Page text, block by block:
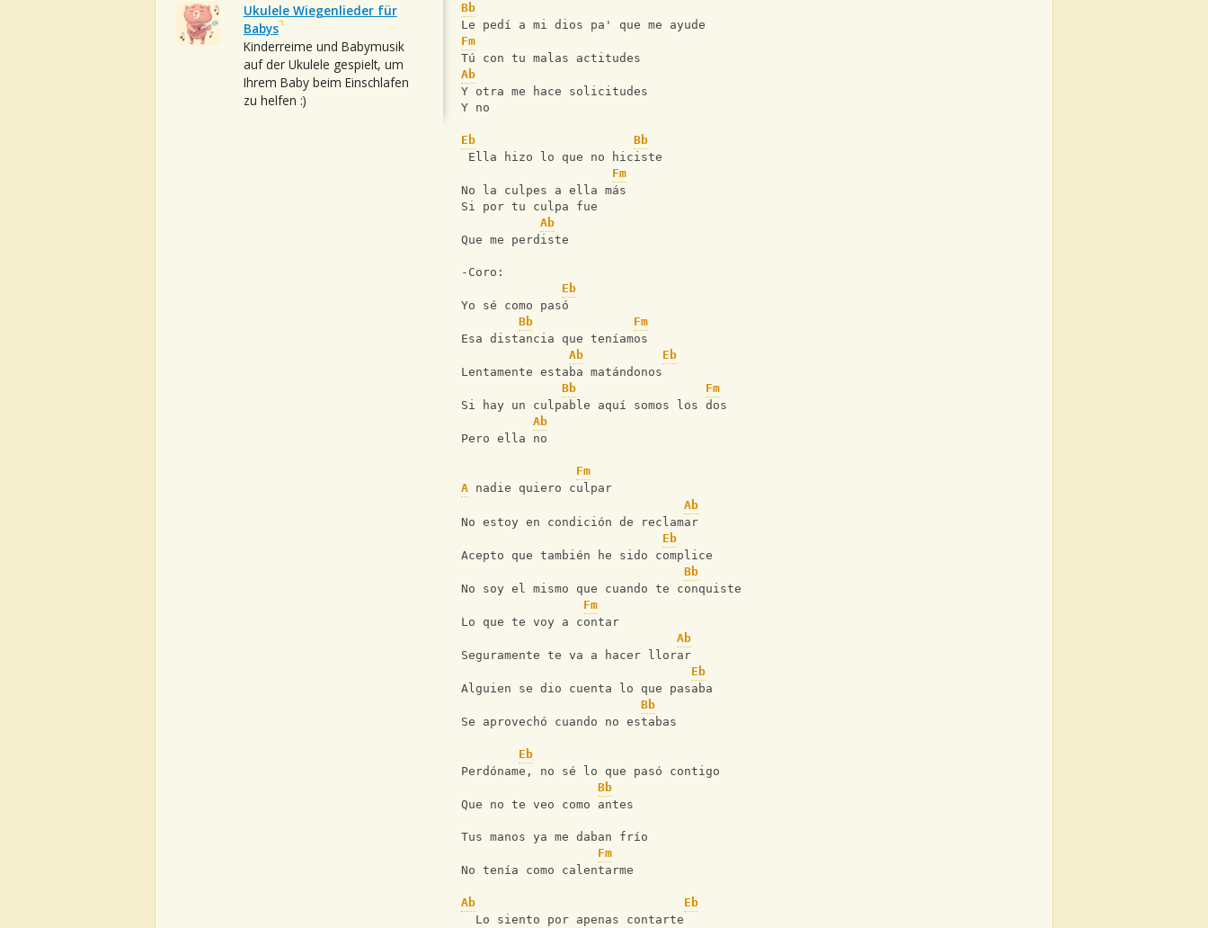
Bb
Le pedí a mi dios pa' que me ayude
Fm
Tú con tu malas actitudes
Ab
Y otra me hace solicitudes
Y no
Eb
Bb
Ella hizo lo que no hiciste
Fm
No la culpes a ella más
Si por tu culpa fue
Ab
Que me perdiste
-Coro:
Eb
Yo sé como pasó
Bb
Fm
Esa distancia que teníamos
Ab
Eb
Lentamente estaba matándonos
Bb
Fm
Si hay un culpable aquí somos los dos
Ab
Pero ella no
Fm
A nadie quiero culpar
Ab
No estoy en condición de reclamar
Eb
Acepto que también he sido complice
Bb
No soy el mismo que cuando te conquiste
Fm
Lo que te voy a contar
Ab
Seguramente te va a hacer llorar
Eb
Alguien se dio cuenta lo que pasaba
Bb
Se aprovechó cuando no estabas
Eb
Perdóname, no sé lo que pasó contigo
Bb
Que no te veo como antes
Tus manos ya me daban frío
Fm
No tenía como calentarme
Ab
Eb
  Lo siento por apenas contarte
Ukulele Wiegenlieder für
Babys
Kinderreime und Babymusik
auf der Ukulele gespielt, um
Ihrem Baby beim Einschlafen
zu helfen :)